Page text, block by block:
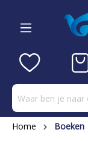
Home Boeken